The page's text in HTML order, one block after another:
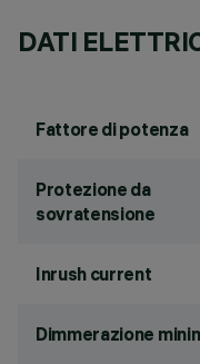
DATI
Fattore di potenza
Protezione da
sovratensione
Inrush current
Dimmerazione